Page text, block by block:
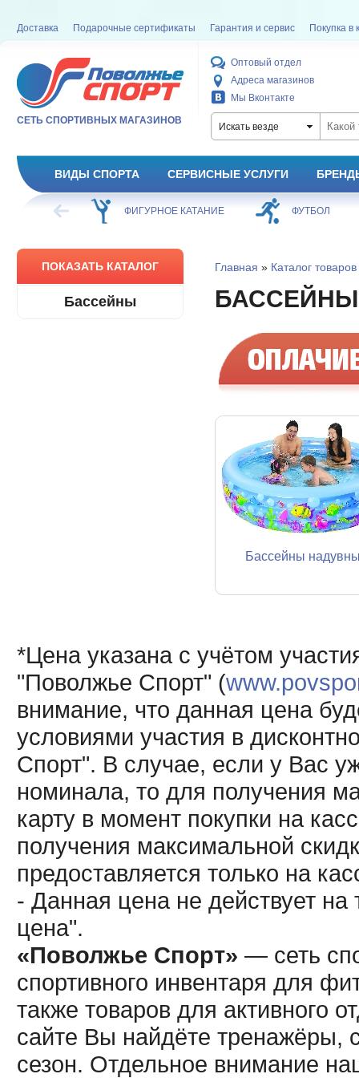
Доставка Подарочные сертификаты Гарантия и сервис Покупка в
СЕТЬ СПОРТИВНЫХ МАГАЗИНОВ
Оптовый отдел
Адреса магазинов
Мы Вконтакте
Искать везде
ВИДЫ СПОРТА СЕРВИСНЫЕ УСЛУГИ
ХОККЕЙ ФИГУРНОЕ КАТАНИЕ ФУТБОЛ
ПОКАЗАТЬ КАТАЛОГ
Бассейны
Главная » Каталог товаров
БАССЕЙНЫ
Бассейны
*Цена указана с учётом
"Поволжье Спорт" (
внимание, что данная цена
условиями участия в
Спорт". В случае, если у Вас
номинала, то для получения
карту в момент покупки на
получения максимальной
предоставляется только на
- Данная цена не действует
цена".
«Поволжье Спорт» — сеть
спортивного инвентаря для
также товаров для активного
сайте Вы найдёте тренажёры,
сезон. Отдельное внимание